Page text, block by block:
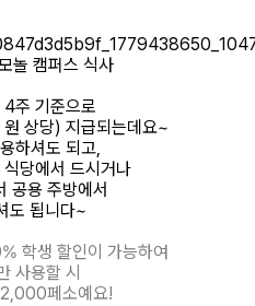
놀 캠퍼스 식사
4주 기준으로
상당) 지급되는데요~
하셔도 되고,
당에서 드시거나
공용 주방에서
도 됩니다~
학생 할인이 가능하여
사용할 시
페소예요!